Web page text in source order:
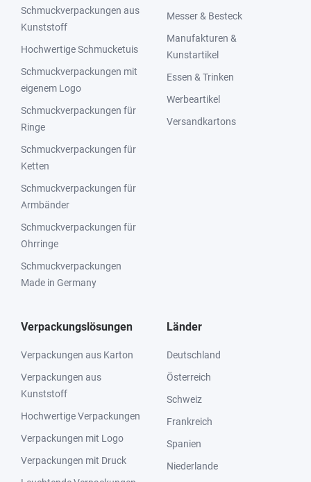
Schmuckverpackungen aus
Kunststoff
Hochwertige Schmucketuis
Schmuckverpackungen mit
eigenem Logo
Schmuckverpackungen für
Ringe
Schmuckverpackungen für
Ketten
Schmuckverpackungen für
Armbänder
Schmuckverpackungen für
Ohrringe
Schmuckverpackungen
Made in Germany
Messer & Besteck
Manufakturen &
Kunstartikel
Essen & Trinken
Werbeartikel
Versandkartons
Verpackungslösungen
Verpackungen aus Karton
Verpackungen aus
Kunststoff
Hochwertige Verpackungen
Verpackungen mit Logo
Verpackungen mit Druck
Länder
Deutschland
Österreich
Schweiz
Frankreich
Spanien
Niederlande